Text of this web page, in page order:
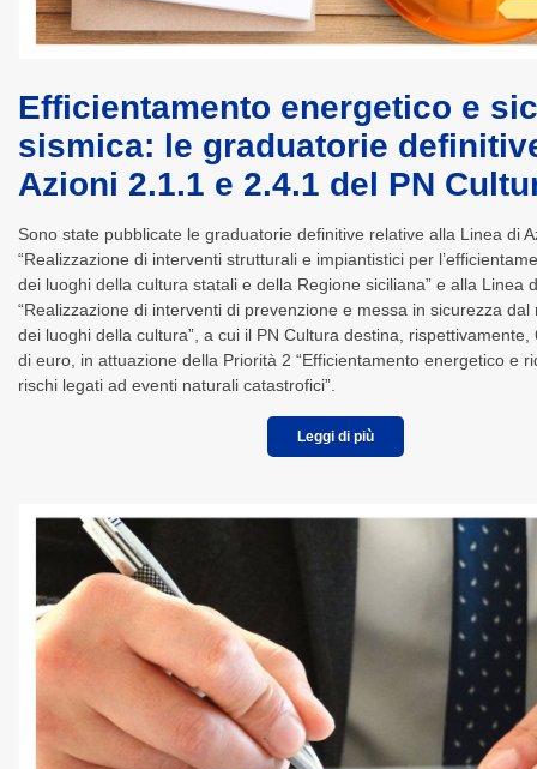
Efficientamento energetico e
sismica: le graduatorie
Azioni 2.1.1 e 2.4.1 del PN
Sono state pubblicate le graduatorie definitive relative alla Linea di
“Realizzazione di interventi strutturali e impiantistici per
dei luoghi della cultura statali e della Regione siciliana” e alla Linea
“Realizzazione di interventi di prevenzione e messa in sicurezza dal
dei luoghi della cultura”, a cui il PN Cultura destina, rispettivamente,
di euro, in attuazione della Priorità 2 “Efficientamento energetico e
rischi legati ad eventi naturali catastrofici”.
Leggi di più